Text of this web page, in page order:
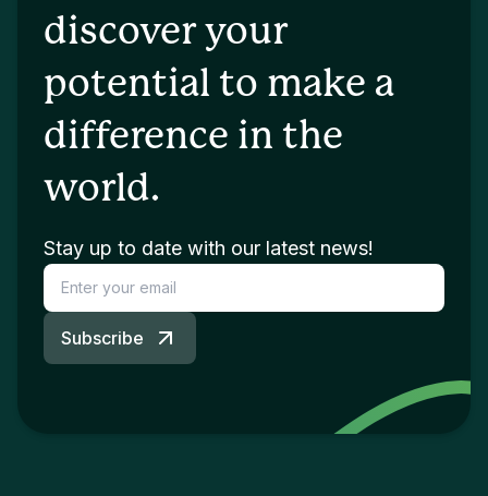
discover your
potential to make a
difference in the
world.
Stay up to date with our latest news!
Subscribe